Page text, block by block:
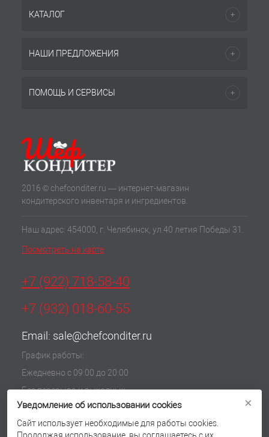
КАТАЛОГ
НАШИ ПРЕДЛОЖЕНИЯ
ПОМОЩЬ И СЕРВИСЫ
2016 © chefconditer.ru — интернет-магазин
кондитерского инвентаря и ингредиентов.
Наш адрес: 454000, г. Челябинск, ул.40 летия Победы 31.
Посмотреть на карте
+7 (922) 718-58-40
+7 (932) 018-60-55
Email: sale@chefconditer.ru
График работы:
Ежедневно с 09:00 до 20:00
Без перерыва и выходных
Политика обработки cookie
Согласие на обработку персональных данных
Уведомление об использовании cookies
Сайт использует необходимые для работы cookies.
×